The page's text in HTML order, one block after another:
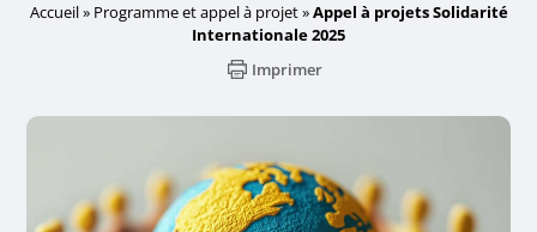
Accueil» Programme et appel à projet»Appel à projets Solidarité
Internationale 2025
Imprimer